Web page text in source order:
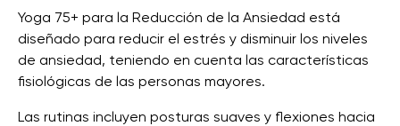
Yoga 75+ para la Reducción de la Ansiedad está
diseñado para reducir el estrés y disminuir los niveles
de ansiedad, teniendo en cuenta las características
fisiológicas de las personas mayores.
Las rutinas incluyen posturas suaves y flexiones hacia